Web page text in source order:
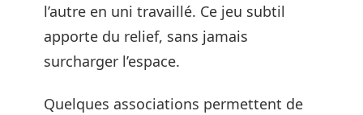
l’autre en uni travaillé. Ce jeu subtil
apporte du relief, sans jamais
surcharger l’espace.
Quelques associations permettent de